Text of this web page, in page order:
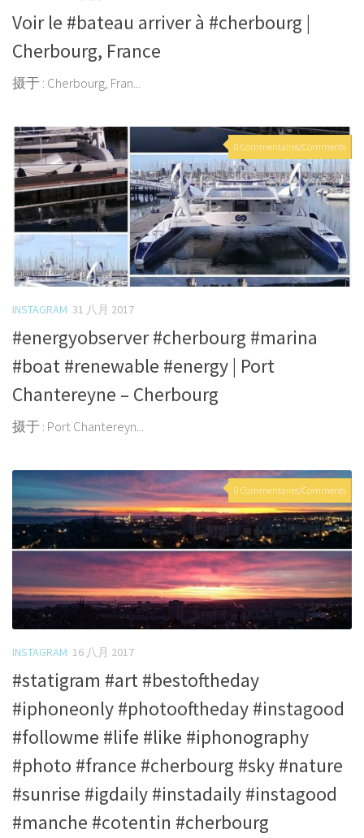
Voir le #bateau arriver à #cherbourg |
Cherbourg, France
摄于 : Cherbourg, Fran...
0 Commentaires/Comments
INSTAGRAM 31 八月 2017
#energyobserver #cherbourg #marina
#boat #renewable #energy | Port
Chantereyne – Cherbourg
摄于 : Port Chantereyn...
0 Commentaires/Comments
INSTAGRAM 16 八月 2017
#statigram #art #bestoftheday
#iphoneonly #photooftheday #instagood
#followme #life #like #iphonography
#photo #france #cherbourg #sky #nature
#sunrise #igdaily #instadaily #instagood
#manche #cotentin #cherbourg